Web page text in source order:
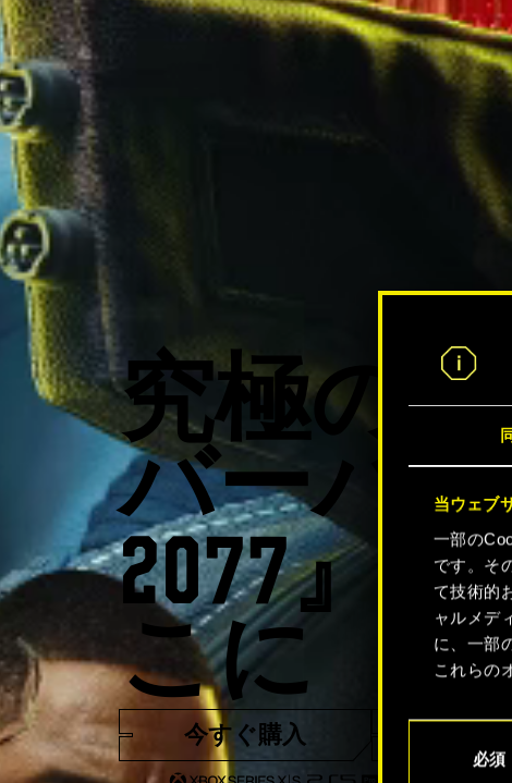
当ウェブ
一部の
です。そ
て技術的
ャルメデ
に、一部
これらの
Cookieの
メニュー
必須
究極の
バーパ
2077』
こに
今すぐ購入